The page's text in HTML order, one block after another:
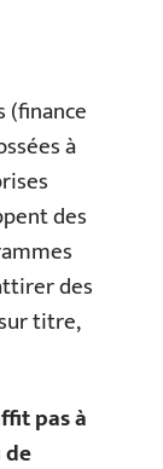
(finance
à
des
des
titre,
pas à